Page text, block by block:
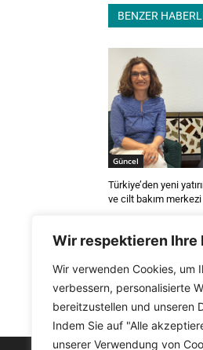
Wir respektieren Ihre
Wir verwenden Cookies, um
verbessern, personalisierte
bereitzustellen und unseren
Indem Sie auf "Alle
unserer Verwendung von
BENZER
Güncel
Türkiye’den yeni
ve cilt bakım merkezi